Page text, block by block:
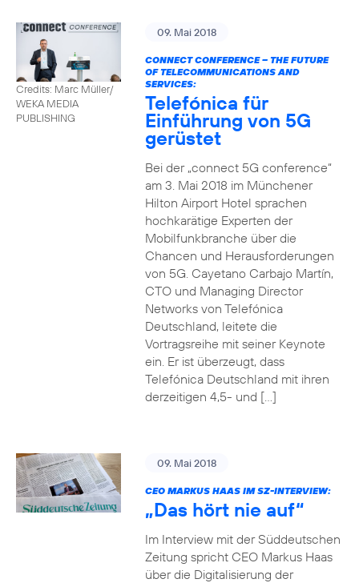
Credits: Marc Müller/
WEKA MEDIA
PUBLISHING
09. Mai 2018
CONNECT CONFERENCE – THE FUTURE
OF TELECOMMUNICATIONS AND
SERVICES:
Telefónica für
Einführung von 5G
gerüstet
Bei der „connect 5G conference“
am 3. Mai 2018 im Münchener
Hilton Airport Hotel sprachen
hochkarätige Experten der
Mobilfunkbranche über die
Chancen und Herausforderungen
von 5G. Cayetano Carbajo Martín,
CTO und Managing Director
Networks von Telefónica
Deutschland, leitete die
Vortragsreihe mit seiner Keynote
ein. Er ist überzeugt, dass
Telefónica Deutschland mit ihren
derzeitigen 4,5- und […]
09. Mai 2018
CEO MARKUS HAAS IM SZ-INTERVIEW:
„Das hört nie auf“
Im Interview mit der Süddeutschen
Zeitung spricht CEO Markus Haas
über die Digitalisierung der